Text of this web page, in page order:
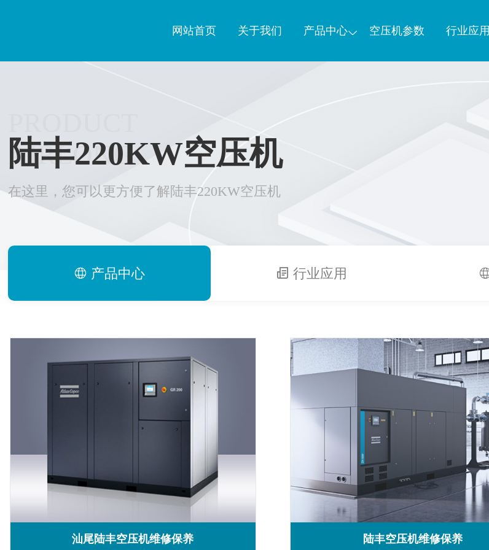
网站首页 关于我们 产品中心 空压机参数 行业应用
AIRLONG
陆丰220KW空压机
在这里，您可以更方便了解陆丰220KW空压机
产品中心 行业应用
汕尾陆丰空压机维修保养 陆丰空压机维修保养